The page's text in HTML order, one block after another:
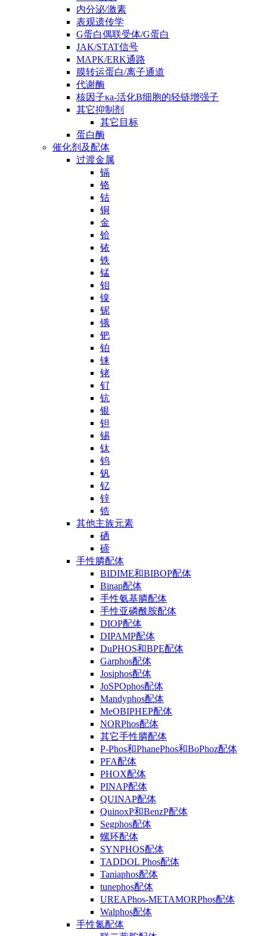
内分泌/激素
表观遗传学
G蛋白偶联受体/G蛋白
JAK/STAT信号
MAPK/ERK通路
膜转运蛋白/离子通道
代谢酶
核因子κa-活化B细胞的轻链增强子
其它抑制剂
其它目标
蛋白酶
催化剂及配体
过渡金属
镉
铬
钴
铜
金
铪
铱
铁
锰
钼
镍
铌
锇
钯
铂
铼
铑
钌
钪
银
钽
锡
钛
钨
钒
钇
锌
锆
其他主族元素
硒
碲
手性膦配体
BIDIME和BIBOP配体
Binap配体
手性氨基膦配体
手性亚磷酰胺配体
DIOP配体
DIPAMP配体
DuPHOS和BPE配体
Garphos配体
Josiphos配体
JoSPOphos配体
Mandyphos配体
MeOBIPHEP配体
NORPhos配体
其它手性膦配体
P-Phos和PhanePhos和BoPhoz配体
PFA配体
PHOX配体
PINAP配体
QUINAP配体
QuinoxP和BenzP配体
Segphos配体
螺环配体
SYNPHOS配体
TADDOL Phos配体
Taniaphos配体
tunephos配体
UREAPhos-METAMORPhos配体
Walphos配体
手性氮配体